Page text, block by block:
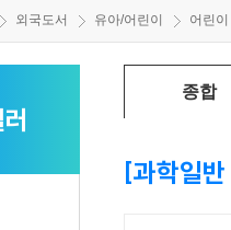
외국도서 유아/어린이 어린이
종합
[과학일